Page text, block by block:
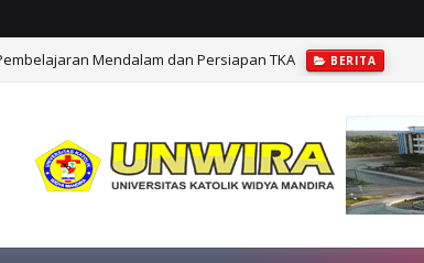
Mendalam dan Persiapan TKA BERITA